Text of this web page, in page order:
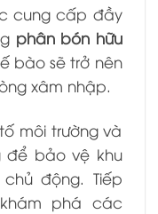
cung cấp đầy
phân bón hữu
bào sẽ trở nên
xâm nhập.
môi trường và
để bảo vệ khu
động. Tiếp
phá các